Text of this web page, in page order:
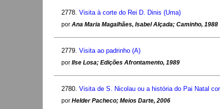
2778. Visita à corte do Rei D. Dinis (Uma)
por Ana Maria Magalhães, Isabel Alçada; Caminho, 1988
2779. Visita ao padrinho (A)
por Ilse Losa; Edições Afrontamento, 1989
2780. Visita de S. Nicolau ou a história do Pai Natal
por Helder Pacheco; Meios Darte, 2006